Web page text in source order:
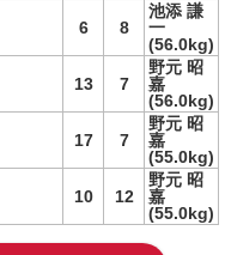
6 8
池添 謙
一
(56.0kg)
13 7
野元 昭
嘉
(56.0kg)
17 7
野元 昭
嘉
(55.0kg)
10 12
野元 昭
嘉
(55.0kg)